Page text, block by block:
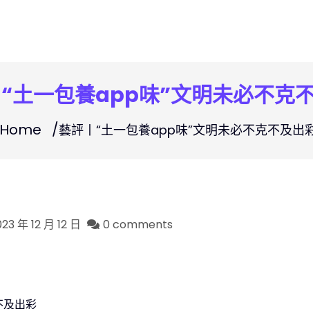
土一包養app味”文明未必不克
Home 藝評丨“土一包養app味”文明未必不克不及出
年 12 月 12 日 0 comments
及出彩